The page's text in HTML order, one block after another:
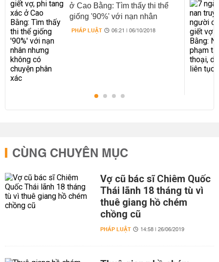
ở Cao Bằng: Tìm thấy thi thể
giống '90%' với nạn nhân
nhưng không có chuyện phân
PHÁP LUẬT 06:21 | 06/10/2018
CÙNG CHUYÊN MỤC
Vợ cũ bác sĩ Chiêm Quốc
Thái lãnh 18 tháng tù vì
thuê giang hồ chém
chồng cũ
PHÁP LUẬT 14:58 | 26/06/2019